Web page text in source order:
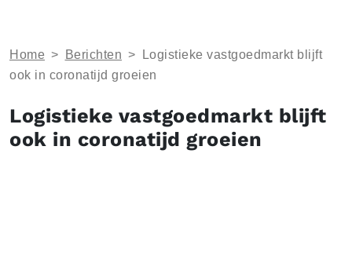
Home > Berichten >
Logistieke vastgoedmarkt blijft
ook in coronatijd groeien
Logistieke vastgoedmarkt blijft
ook in coronatijd groeien